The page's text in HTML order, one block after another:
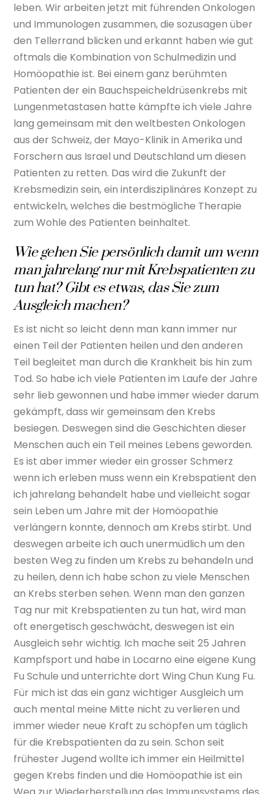
leben. Wir arbeiten jetzt mit führenden Onkologen
und Immunologen zusammen, die sozusagen über
den Tellerrand blicken und erkannt haben wie gut
oftmals die Kombination von Schulmedizin und
Homöopathie ist. Bei einem ganz berühmten
Patienten der ein Bauchspeicheldrüsenkrebs mit
Lungenmetastasen hatte kämpfte ich viele Jahre
lang gemeinsam mit den weltbesten Onkologen
aus der Schweiz, der Mayo-Klinik in Amerika und
Forschern aus Israel und Deutschland um diesen
Patienten zu retten. Das wird die Zukunft der
Krebsmedizin sein, ein interdisziplinäres Konzept zu
entwickeln, welches die bestmögliche Therapie
zum Wohle des Patienten beinhaltet.
Wie gehen Sie persönlich damit um wenn
man jahrelang nur mit Krebspatienten zu
tun hat? Gibt es etwas, das Sie zum
Ausgleich machen?
Es ist nicht so leicht denn man kann immer nur
einen Teil der Patienten heilen und den anderen
Teil begleitet man durch die Krankheit bis hin zum
Tod. So habe ich viele Patienten im Laufe der Jahre
sehr lieb gewonnen und habe immer wieder darum
gekämpft, dass wir gemeinsam den Krebs
besiegen. Deswegen sind die Geschichten dieser
Menschen auch ein Teil meines Lebens geworden.
Es ist aber immer wieder ein grosser Schmerz
wenn ich erleben muss wenn ein Krebspatient den
ich jahrelang behandelt habe und vielleicht sogar
sein Leben um Jahre mit der Homöopathie
verlängern konnte, dennoch am Krebs stirbt. Und
deswegen arbeite ich auch unermüdlich um den
besten Weg zu finden um Krebs zu behandeln und
zu heilen, denn ich habe schon zu viele Menschen
an Krebs sterben sehen. Wenn man den ganzen
Tag nur mit Krebspatienten zu tun hat, wird man
oft energetisch geschwächt, deswegen ist ein
Ausgleich sehr wichtig. Ich mache seit 25 Jahren
Kampfsport und habe in Locarno eine eigene Kung
Fu Schule und unterrichte dort Wing Chun Kung Fu.
Für mich ist das ein ganz wichtiger Ausgleich um
auch mental meine Mitte nicht zu verlieren und
immer wieder neue Kraft zu schöpfen um täglich
für die Krebspatienten da zu sein. Schon seit
frühester Jugend wollte ich immer ein Heilmittel
gegen Krebs finden und die Homöopathie ist ein